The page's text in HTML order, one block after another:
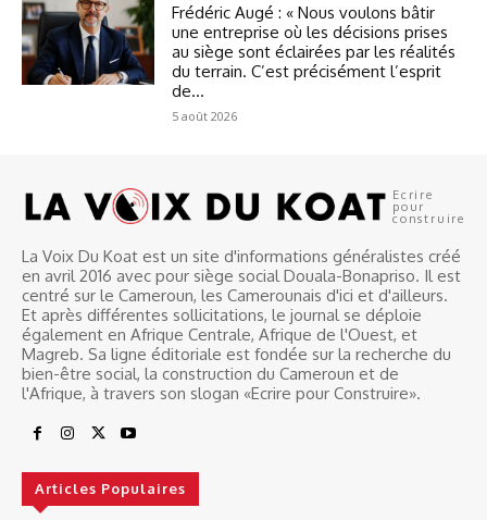
Frédéric Augé : « Nous voulons bâtir
une entreprise où les décisions prises
au siège sont éclairées par les réalités
du terrain. C’est précisément l’esprit
de...
5 août 2026
Ecrire
pour
construire
La Voix Du Koat est un site d'informations généralistes créé
en avril 2016 avec pour siège social Douala-Bonapriso. Il est
centré sur le Cameroun, les Camerounais d'ici et d'ailleurs.
Et après différentes sollicitations, le journal se déploie
également en Afrique Centrale, Afrique de l'Ouest, et
Magreb. Sa ligne éditoriale est fondée sur la recherche du
bien-être social, la construction du Cameroun et de
l'Afrique, à travers son slogan «Ecrire pour Construire».
Articles Populaires